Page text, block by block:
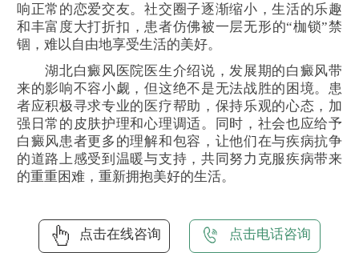
响正常的恋爱交友。社交圈子逐渐缩小，生活的乐趣
和丰富度大打折扣，患者仿佛被一层无形的“枷锁”禁
锢，难以自由地享受生活的美好。
湖北白癜风医院医生介绍说，发展期的白癜风带
来的影响不容小觑，但这绝不是无法战胜的困境。患
者应积极寻求专业的医疗帮助，保持乐观的心态，加
强日常的皮肤护理和心理调适。同时，社会也应给予
白癜风患者更多的理解和包容，让他们在与疾病抗争
的道路上感受到温暖与支持，共同努力克服疾病带来
的重重困难，重新拥抱美好的生活。
点击在线咨询 点击电话咨询